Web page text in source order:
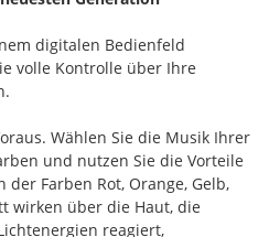
digitalen Bedienfeld
volle Kontrolle über Ihre
Wählen Sie die Musik Ihrer
und nutzen Sie die Vorteile
Farben Rot, Orange, Gelb,
wirken über die Haut, die
reagiert,